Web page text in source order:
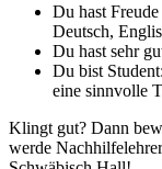
Du hast
Deutsch,
Du hast sehr
Du bist
eine sinnvolle
Klingt gut? Dann
werde